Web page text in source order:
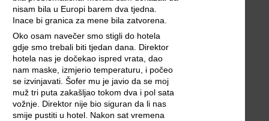
nisam bila u Europi barem dva tjedna.
Inace bi granica za mene bila zatvorena.
Oko osam navečer smo stigli do hotela
gdje smo trebali biti tjedan dana. Direktor
hotela nas je dočekao ispred vrata, dao
nam maske, izmjerio temperaturu, i počeo
se izvinjavati. Šofer mu je javio da se moj
muž tri puta zakašljao tokom dva i pol sata
vožnje. Direktor nije bio siguran da li nas
smije pustiti u hotel. Nakon sat vremena